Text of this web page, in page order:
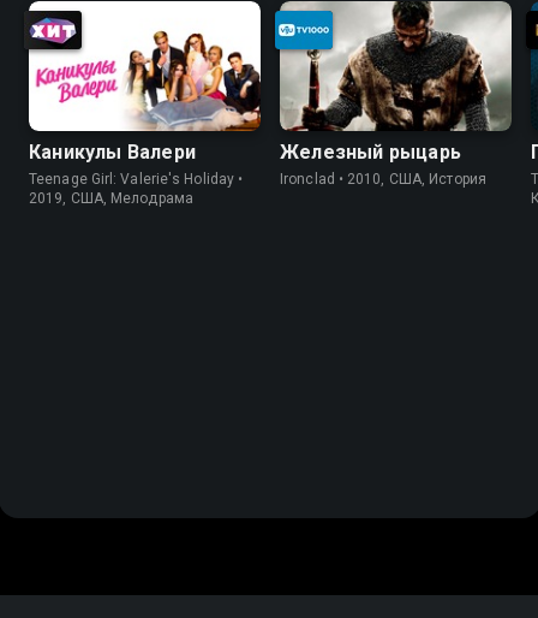
Каникулы Валери
Teenage Girl: Valerie's Holiday •
2019, США, Мелодрама
Железный рыцарь
Ironclad • 2010, США, История